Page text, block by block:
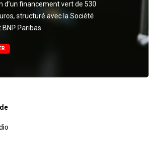
d’un financement vert de 530
structuré avec la Société
Paribas.